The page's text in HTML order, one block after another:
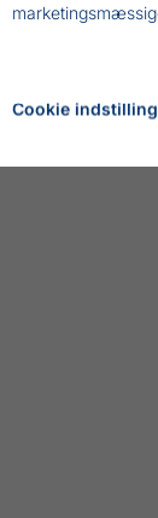
Tilbehør til
Cookie